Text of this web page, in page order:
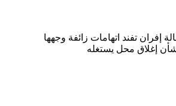
إفران تفند اتهامات زائفة وجهها
إغلاق محل يستغله